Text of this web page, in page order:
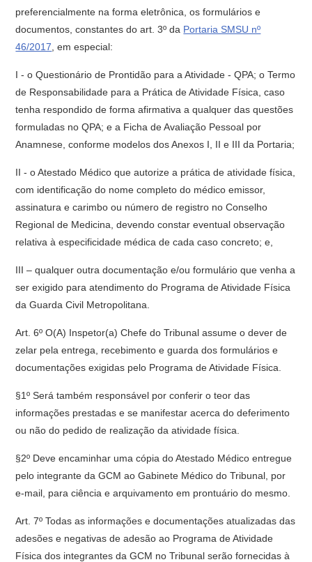
preferencialmente na forma eletrônica, os formulários e
documentos, constantes do art. 3º da Portaria SMSU nº
46/2017 , em especial:
I - o Questionário de Prontidão para a Atividade - QPA; o Termo
de Responsabilidade para a Prática de Atividade Física, caso
tenha respondido de forma afirmativa a qualquer das questões
formuladas no QPA; e a Ficha de Avaliação Pessoal por
Anamnese, conforme modelos dos Anexos I, II e III da Portaria;
II - o Atestado Médico que autorize a prática de atividade física,
com identificação do nome completo do médico emissor,
assinatura e carimbo ou número de registro no Conselho
Regional de Medicina, devendo constar eventual observação
relativa à especificidade médica de cada caso concreto; e,
III – qualquer outra documentação e/ou formulário que venha a
ser exigido para atendimento do Programa de Atividade Física
da Guarda Civil Metropolitana.
Art. 6º O(A) Inspetor(a) Chefe do Tribunal assume o dever de
zelar pela entrega, recebimento e guarda dos formulários e
documentações exigidas pelo Programa de Atividade Física.
§1º Será também responsável por conferir o teor das
informações prestadas e se manifestar acerca do deferimento
ou não do pedido de realização da atividade física.
§2º Deve encaminhar uma cópia do Atestado Médico entregue
pelo integrante da GCM ao Gabinete Médico do Tribunal, por
e-mail, para ciência e arquivamento em prontuário do mesmo.
Art. 7º Todas as informações e documentações atualizadas das
adesões e negativas de adesão ao Programa de Atividade
Física dos integrantes da GCM no Tribunal serão fornecidas à